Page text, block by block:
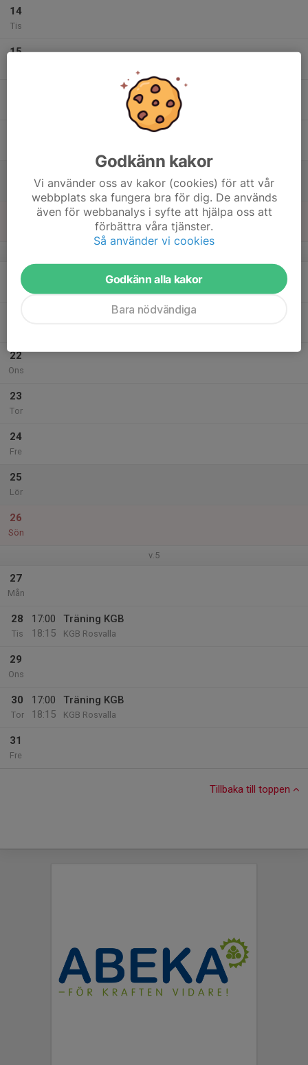
14
Tis
15
20
Mån
22
Ons
23
Tor
24
Fre
25
Lör
26
Sön
v.5
27
Mån
28
Tis
17:00
18:15
Träning KGB
KGB Rosvalla
29
Ons
30
Tor
17:00
18:15
Träning KGB
KGB Rosvalla
31
Fre
Tillbaka till toppen
Godkänn kakor
Vi använder oss av kakor (cookies) för att vår
webbplats ska fungera bra för dig. De används
även för webbanalys i syfte att hjälpa oss att
förbättra våra tjänster.
Så använder vi cookies
Godkänn alla kakor
Bara nödvändiga